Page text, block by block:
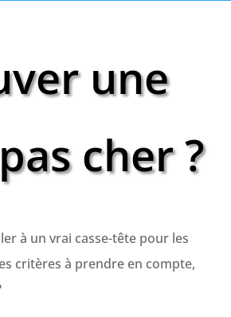
une
cher ?
à un vrai casse-tête pour les
critères à prendre en compte,